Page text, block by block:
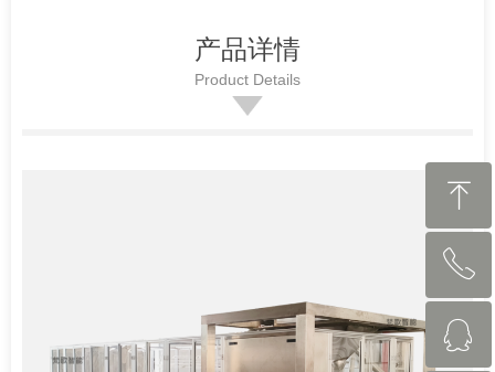
产品详情
Product Details
ꁸ
回到顶部
ꂅ
13827758987
ꁗ